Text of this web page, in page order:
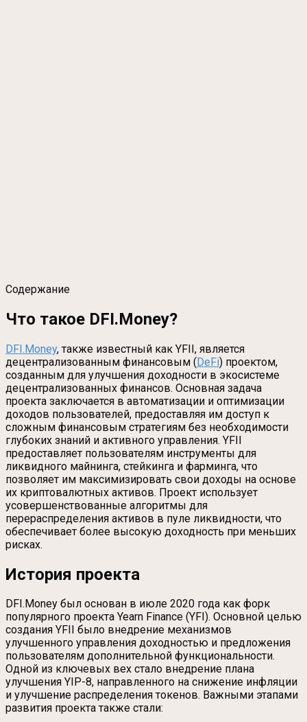
Содержание
Что такое DFI.Money?
DFI.Money, также известный как YFII, является
децентрализованным финансовым (DeFi) проектом,
созданным для улучшения доходности в экосистеме
децентрализованных финансов. Основная задача
проекта заключается в автоматизации и оптимизации
доходов пользователей, предоставляя им доступ к
сложным финансовым стратегиям без необходимости
глубоких знаний и активного управления. YFII
предоставляет пользователям инструменты для
ликвидного майнинга, стейкинга и фарминга, что
позволяет им максимизировать свои доходы на основе
их криптовалютных активов. Проект использует
усовершенствованные алгоритмы для
перераспределения активов в пуле ликвидности, что
обеспечивает более высокую доходность при меньших
рисках.
История проекта
DFI.Money был основан в июле 2020 года как форк
популярного проекта Yearn Finance (YFI). Основной целью
создания YFII было внедрение механизмов
улучшенного управления доходностью и предложения
пользователям дополнительной функциональности.
Одной из ключевых вех стало внедрение плана
улучшения YIP-8, направленного на снижение инфляции
и улучшение распределения токенов. Важными этапами
развития проекта также стали: